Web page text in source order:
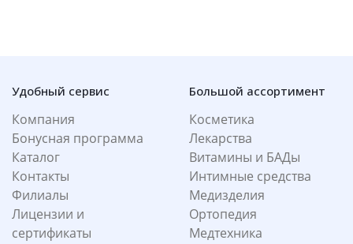
Удобный сервис
Компания
Бонусная программа
Каталог
Контакты
Филиалы
Лицензии и
сертификаты
Большой ассортимент
Косметика
Лекарства
Витамины и БАДы
Интимные средства
Медизделия
Ортопедия
Медтехника